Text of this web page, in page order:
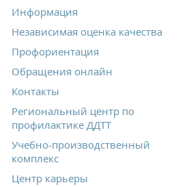
Информация
Независимая оценка качества
Профориентация
Обращения онлайн
Контакты
Региональный центр по
профилактике ДДТТ
Учебно-производственный
комплекс
Центр карьеры